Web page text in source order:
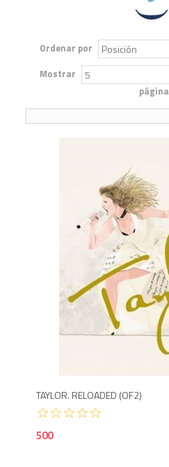
Ordenar por
Mostrar
página
TAYLOR. RELOADED (OF2)
500